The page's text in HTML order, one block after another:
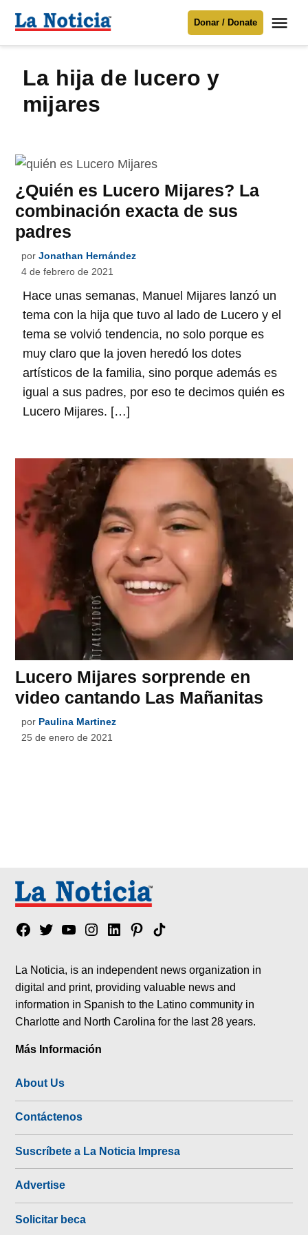
Para mantenerte informado necesitamos
contenido
Noticia
Donar / Donate
la hija de lucero y
mijares
¿Quién es Lucero Mijares? La
combinación exacta de sus
padres
por Jonathan Hernández
4 de febrero de 2021
Hace unas semanas, Manuel Mijares lanzó un
tema con la hija que tuvo al lado de Lucero y el
tema se volvió tendencia, no solo porque es
muy claro que la joven heredó los dotes
artísticos de la familia, sino porque además es
igual a sus padres, por eso te decimos quién es
Lucero Mijares. […]
Lucero Mijares sorprende en
video cantando Las Mañanitas
por Paulina Martinez
25 de enero de 2021
Facebook
TwitterYouTubeInstagram
LinkedinPinterest
Tik
La Noticia, is an independent news organization in
digital and print, providing valuable news and
information in Spanish to the Latino community in
Charlotte and North Carolina for the last 28 years.
Más Información
About Us
Contáctenos
Suscríbete a La Noticia Impresa
Advertise
Solicitar beca